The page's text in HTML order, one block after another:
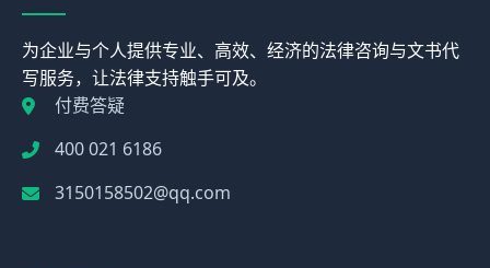
为企业与个人提供专业、高效、经济的法律咨询与文书代
写服务，让法律支持触手可及。
付费答疑
400 021 6186
3150158502@qq.com